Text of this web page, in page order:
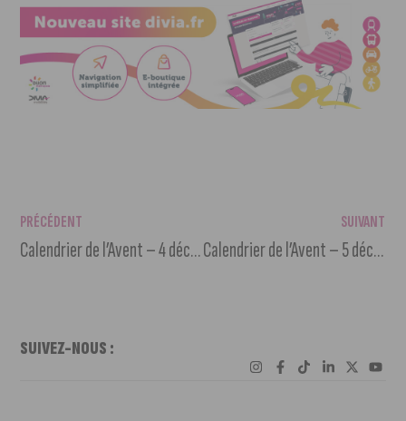
PRÉCÉDENT
Calendrier de l’Avent – 4 décembre
SUIVANT
Calendrier de l’Avent – 5 décembre
SUIVEZ-NOUS :